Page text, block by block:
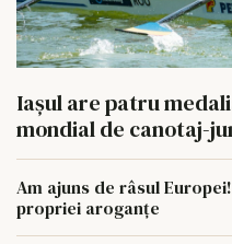
Iaşul are patru
mondial de canotaj-
Am ajuns de râsul
propriei aroganțe